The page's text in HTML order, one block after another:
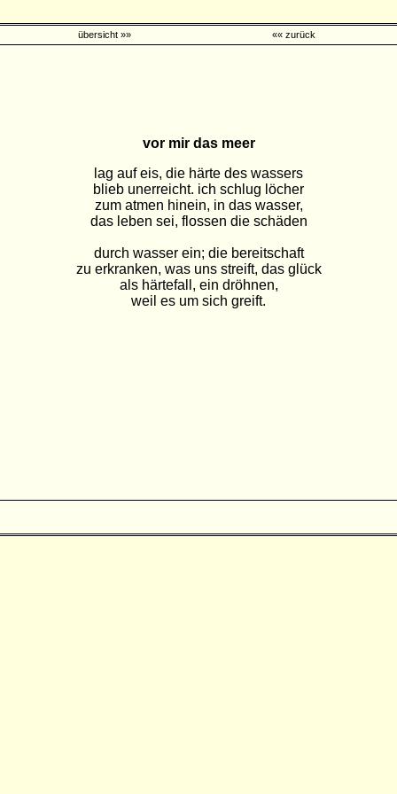
übersicht »» «« zurück
vor mir das meer
lag auf eis, die härte des wassers
blieb unerreicht. ich schlug löcher
zum atmen hinein, in das wasser,
das leben sei, flossen die schäden
durch wasser ein; die bereitschaft
zu erkranken, was uns streift, das glück
als härtefall, ein dröhnen,
weil es um sich greift.